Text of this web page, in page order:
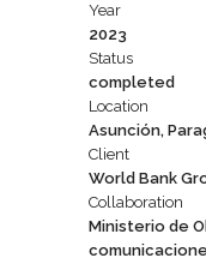
Year
2023
Status
completed
Location
Asunción,
Client
World Bank
Collaboration
Ministerio de